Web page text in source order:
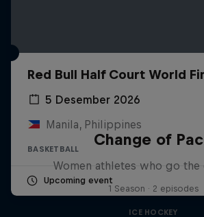
Red Bull Half Court World
5 Desember 2026
Manila, Philippines
BASKETBALL
Upcoming event
Change of
Women athletes who go the
1 Season · 2 episodes
ICE HOCKEY